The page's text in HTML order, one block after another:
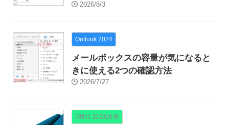
2026/8/3
Outlook 2024
メールボックスの容量が気になると
きに使える2つの確認方法
2026/7/27
Office 2024共通